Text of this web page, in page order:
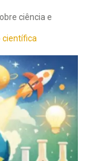
ciência e
científica